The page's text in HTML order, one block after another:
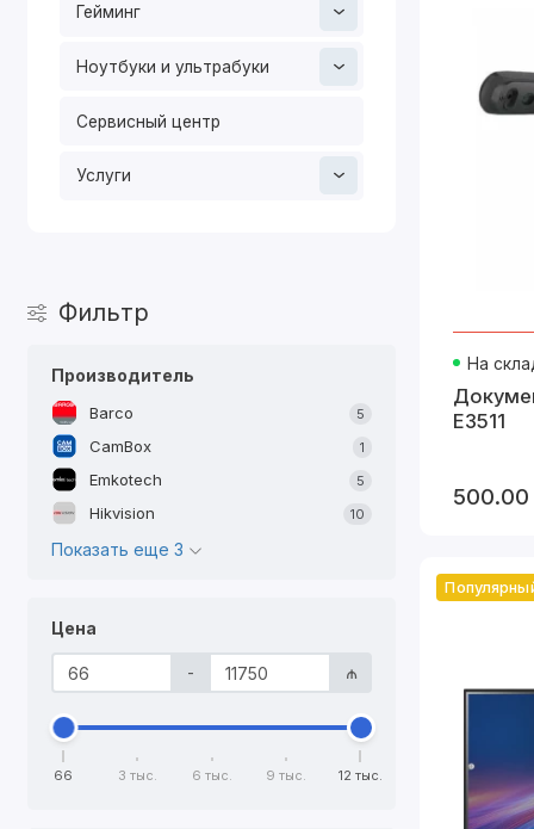
Гейминг
Ноутбуки и ультрабуки
Сервисный центр
Услуги
Фильтр
Производитель
Barco 5
CamBox 1
Emkotech 5
Hikvision 10
Показать еще 3
Цена
- ₼
66 3 тыс. 6 тыс. 9 тыс. 12 тыс.
3.
5. VR и
На
E3511